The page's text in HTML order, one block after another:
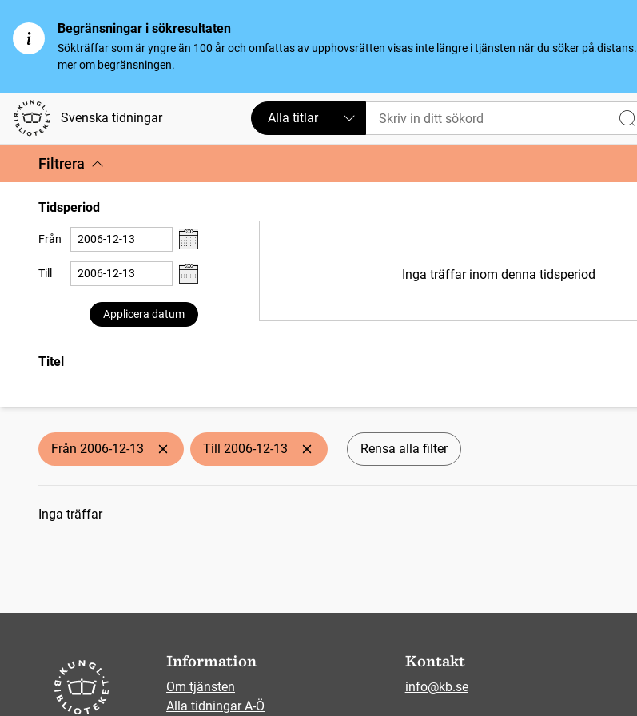
Begränsningar i sökresultaten
Sökträffar som är yngre än 100 år och omfattas av upphovsrätten visas inte längre i tjänsten när du söker på distans.
mer om begränsningen.
Svenska tidningar Alla titlar
Filtrera
Tidsperiod
Från
Till
Applicera datum
Inga träffar inom denna tidsperiod
Titel
Från 2006-12-13 Till 2006-12-13 Rensa alla filter
Sökresultat
Inga träffar
Information
Om tjänsten
Alla tidningar A-Ö
Kontakt
info@kb.se